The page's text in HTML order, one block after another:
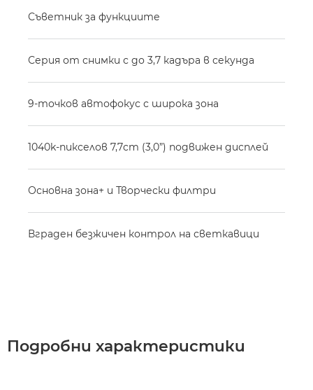
Съветник за функциите
Серия от снимки с до 3,7 кадъра в секунда
9-точков автофокус с широка зона
1040k-пикселов 7,7cm (3,0”) подвижен дисплей
Основна зона+ и Творчески филтри
Вграден безжичен контрол на светкавици
Подробни характеристики